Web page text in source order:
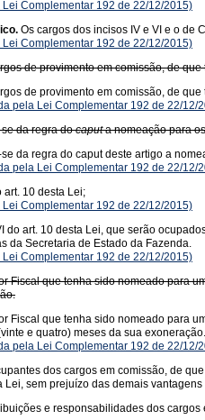
Complementar 192 de 22/12/2015)
Os cargos dos incisos IV e VI e o de
Complementar 192 de 22/12/2015)
de provimento em comissão, de
de provimento em comissão, de
pela Lei Complementar 192 de 22/12/
se da regra docaputa nomeação para
se da regra do caput deste artigo a
pela Lei Complementar 192 de 22/12/
art. 10 desta Lei;
Complementar 192 de 22/12/2015)
do art. 10 desta Lei, que serão
da Secretaria de Estado da Fazenda.
Complementar 192 de 22/12/2015)
Fiscal que tenha sido nomeado para
Fiscal que tenha sido nomeado para
e quatro) meses da sua exoneração.
pela Lei Complementar 192 de 22/12/
dos cargos em comissão, de
Lei, sem prejuízo das demais
e responsabilidades dos